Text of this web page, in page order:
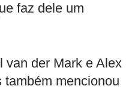
faz dele um
van der Mark e Alex
mencionou